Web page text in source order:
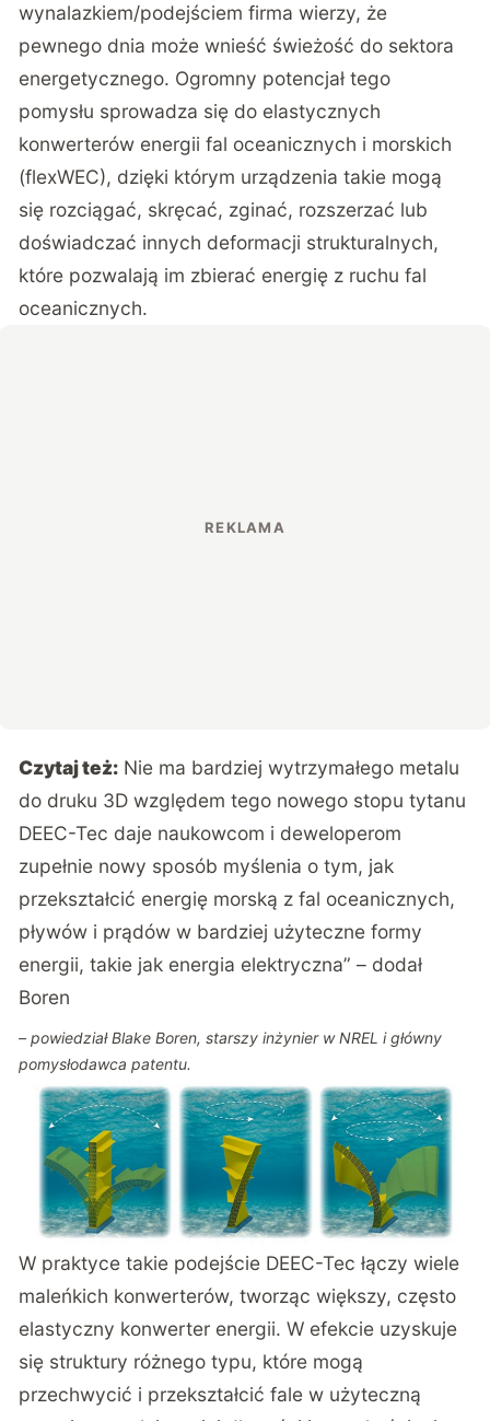
wynalazkiem/podejściem firma wierzy, że
pewnego dnia może wnieść świeżość do sektora
energetycznego. Ogromny potencjał tego
pomysłu sprowadza się do elastycznych
konwerterów energii fal oceanicznych i morskich
(flexWEC), dzięki którym urządzenia takie mogą
się rozciągać, skręcać, zginać, rozszerzać lub
doświadczać innych deformacji strukturalnych,
które pozwalają im zbierać energię z ruchu fal
oceanicznych.
Czytaj też: Nie ma bardziej wytrzymałego metalu
do druku 3D względem tego nowego stopu tytanu
DEEC-Tec daje naukowcom i deweloperom
zupełnie nowy sposób myślenia o tym, jak
przekształcić energię morską z fal oceanicznych,
pływów i prądów w bardziej użyteczne formy
energii, takie jak energia elektryczna” – dodał
Boren
– powiedział Blake Boren, starszy inżynier w NREL i główny
pomysłodawca patentu.
W praktyce takie podejście DEEC-Tec łączy wiele
maleńkich konwerterów, tworząc większy, często
elastyczny konwerter energii. W efekcie uzyskuje
się struktury różnego typu, które mogą
przechwycić i przekształcić fale w użyteczną